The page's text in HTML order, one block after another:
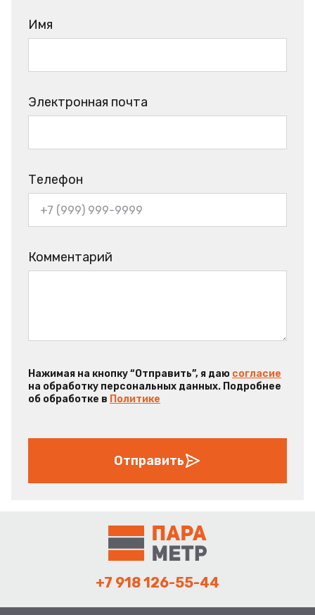
Имя
Электронная почта
Телефон
Комментарий
Нажимая на кнопку “Отправить”, я даю согласие
на обработку персональных данных. Подробнее
об обработке в Политике
Отправить
+7 918 126-55-44